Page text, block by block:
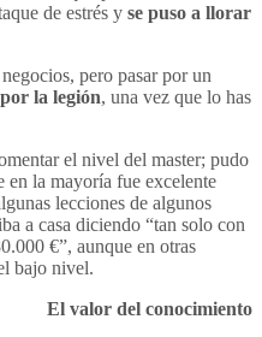
de estrés y se puso a llorar
pero pasar por un
la legión, una vez que lo has
el nivel del master; pudo
en la mayoría fue excelente
lecciones de algunos
a casa diciendo “tan solo con
€”, aunque en otras
bajo nivel.
El valor del conocimiento